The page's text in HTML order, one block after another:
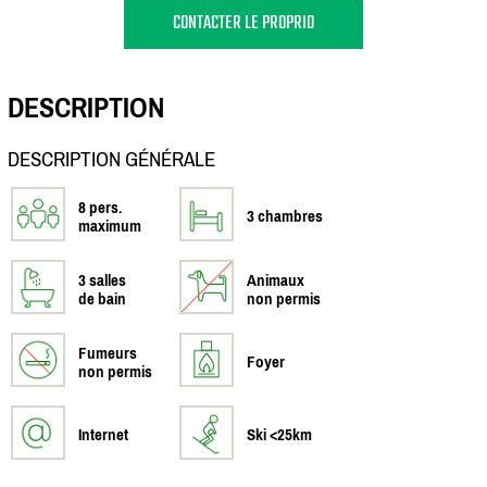
CONTACTER LE PROPRIO
DESCRIPTION
DESCRIPTION GÉNÉRALE
8 pers.
maximum
3 chambres
3 salles
de bain
Animaux
non permis
Fumeurs
non permis
Foyer
Internet Ski <25km